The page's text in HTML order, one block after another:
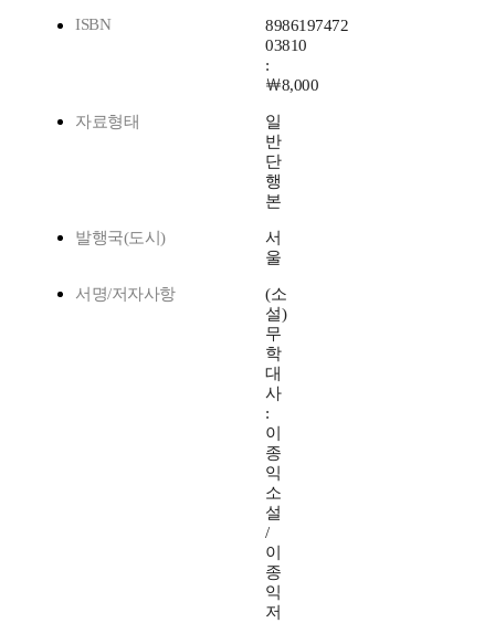
ISBN
8986197472
03810
:
￦8,000
자료형태
일
반
단
행
본
발행국(도시)
서
울
서명/저자사항
(소
설)
무
학
대
사
:
이
종
익
소
설
/
이
종
익
저